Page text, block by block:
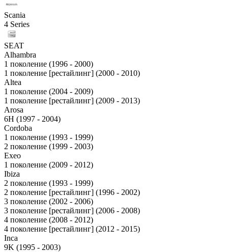
Scania
4 Series
SEAT
Alhambra
1 поколение (1996 - 2000)
1 поколение [рестайлинг] (2000 - 2010)
Altea
1 поколение (2004 - 2009)
1 поколение [рестайлинг] (2009 - 2013)
Arosa
6H (1997 - 2004)
Cordoba
1 поколение (1993 - 1999)
2 поколение (1999 - 2003)
Exeo
1 поколение (2009 - 2012)
Ibiza
2 поколение (1993 - 1999)
2 поколение [рестайлинг] (1996 - 2002)
3 поколение (2002 - 2006)
3 поколение [рестайлинг] (2006 - 2008)
4 поколение (2008 - 2012)
4 поколение [рестайлинг] (2012 - 2015)
Inca
9K (1995 - 2003)